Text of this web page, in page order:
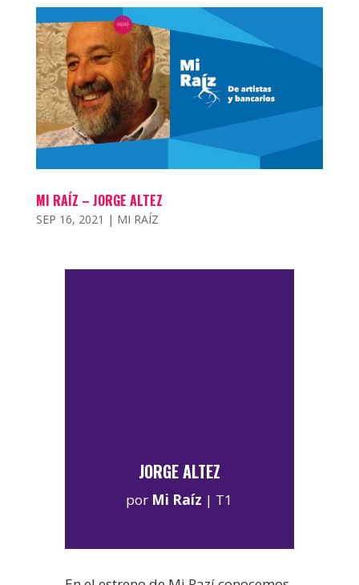
MI RAÍZ – JORGE ALTEZ
SEP 16, 2021 | MI RAÍZ
JORGE ALTEZ
por Mi Raíz | T1